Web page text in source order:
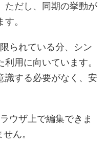
ただし、同期の挙動が
。
られている分、シン
用に向いています。
識する必要がなく、安
ウザ上で編集できま
ん。